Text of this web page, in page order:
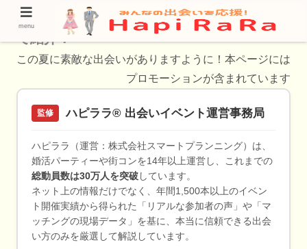
福井県で出会う方法を出会いのプロが厳選し
て紹介！
この夏に素敵な出会いがありますように！本ページには
プロモーションが含まれています
監修 ハピララ® 出会いイベント運営事務局
ハピララ（運営：株式会社スマートプランニング）は、
婚活パーティーや街コンを14年以上運営し、これまでの
総動員数は30万人を突破 しています。
ネット上の情報だけでなく、年間1,500本以上のイベン
ト開催実績から得られた「リアルな参加者の声」や「マ
ッチングの現場データ」を基に、本当に信頼できる出会
い方のみを厳選して解説しています。
menu